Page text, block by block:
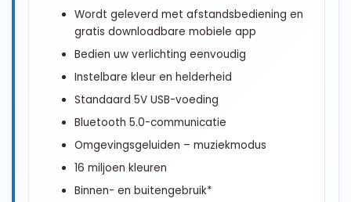
Wordt geleverd met afstandsbediening en
gratis downloadbare mobiele app
Bedien uw verlichting eenvoudig
Instelbare kleur en helderheid
Standaard 5V USB-voeding
Bluetooth 5.0-communicatie
Omgevingsgeluiden – muziekmodus
16 miljoen kleuren
Binnen- en buitengebruik*